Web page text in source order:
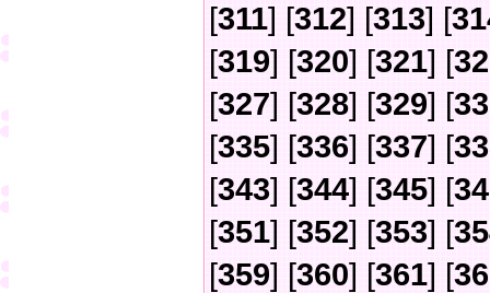
[311] [312] [313] [
[319] [320] [321] [
[327] [328] [329] [
[335] [336] [337] [
[343] [344] [345] [
[351] [352] [353] [
[359] [360] [361] [